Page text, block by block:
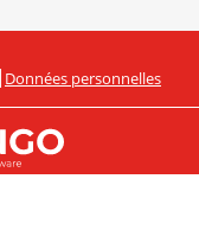
Données personnelles